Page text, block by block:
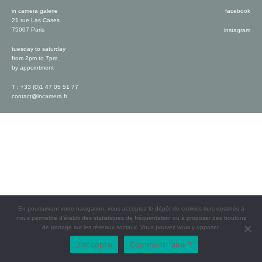
in camera galerie
21 rue Las Cases
75007 Paris
tuesday to saturday
from 2pm to 7pm
by appointment
T : +33 (0)1 47 05 51 77
contact@incamera.fr
facebook
instagram
En poursuivant votre navigation, vous acceptez le dépôt de cookies tiers destinés à
nous permettre d’établir des statistiques de fréquentation ou à proposer des boutons
de partage sur les réseaux sociaux. Vous pouvez vous y opposer.
J'accepte Comment faire ?